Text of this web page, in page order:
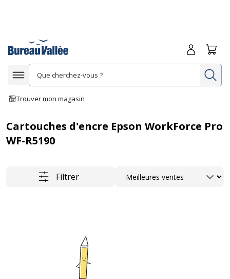
Afficher la navigation
Trouver mon magasin
Me
Cartouches d'encre Epson WorkForce Pro
WF-R5190
Filtrer Trier